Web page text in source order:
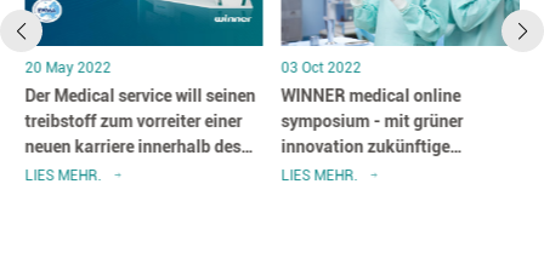
20 May 2022
Der Medical service will seinen
treibstoff zum vorreiter einer
neuen karriere innerhalb des
jahres 2011 innerhalb Von
LIES MEHR.
03 Oct 2022
WINNER medical online
symposium - mit grüner
innovation zukünftige
operationale einrichten
LIES MEHR.